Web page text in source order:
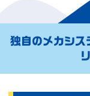
独自のメカシス